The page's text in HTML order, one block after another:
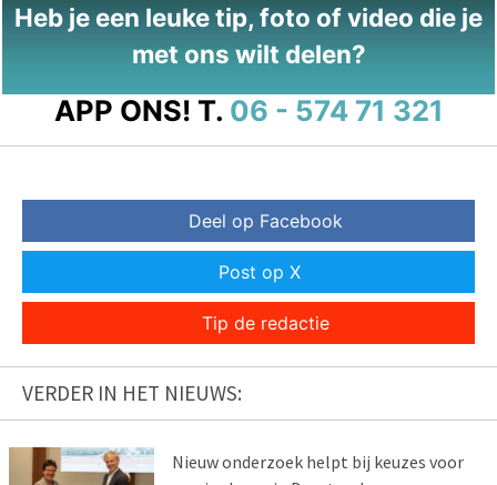
Heb je een leuke tip, foto of video die je
met ons wilt delen?
APP ONS! T. 06 - 574 71 321
Deel op Facebook
Post op X
Tip de redactie
VERDER IN HET NIEUWS:
Nieuw onderzoek helpt bij keuzes voor